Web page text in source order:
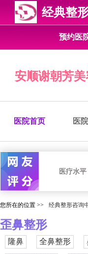
经典整
预约医
安顺谢朝芳
医院首页 医
医疗水平
您所在的位置 >> 经典整形咨询
歪鼻整形
隆鼻 全鼻整形